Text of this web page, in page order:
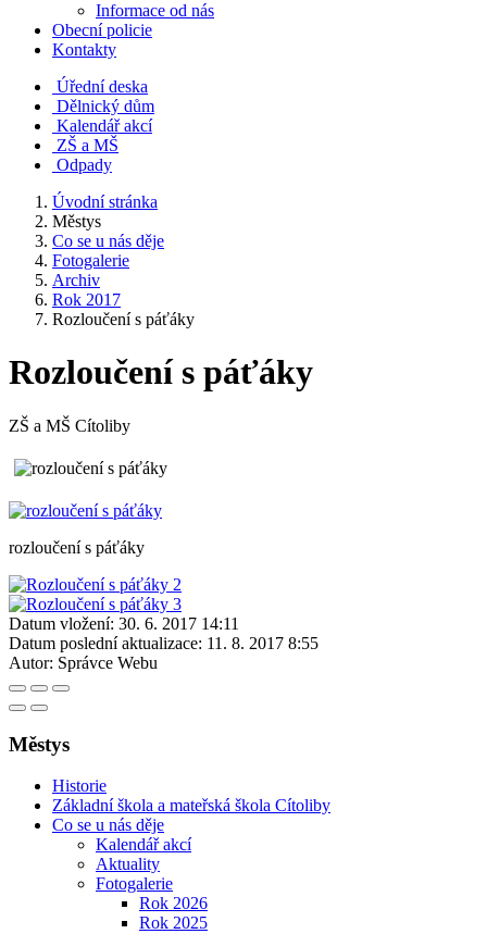
Informace od nás
Obecní policie
Kontakty
Úřední deska
Dělnický dům
Kalendář akcí
ZŠ a MŠ
Odpady
Úvodní stránka
Městys
Co se u nás děje
Fotogalerie
Archiv
Rok 2017
Rozloučení s páťáky
Rozloučení s páťáky
ZŠ a MŠ Cítoliby
rozloučení s páťáky
Datum vložení: 30. 6. 2017 14:11
Datum poslední aktualizace: 11. 8. 2017 8:55
Autor: Správce Webu
Městys
Historie
Základní škola a mateřská škola Cítoliby
Co se u nás děje
Kalendář akcí
Aktuality
Fotogalerie
Rok 2026
Rok 2025